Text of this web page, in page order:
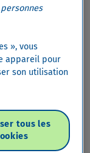
expand_more
Check
expand_more
», vous
appareil pour
son utilisation
tous les